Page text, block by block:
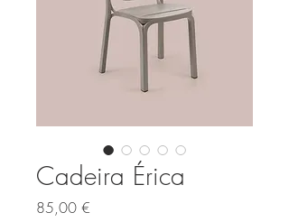
Cadeira Érica
85,00 €